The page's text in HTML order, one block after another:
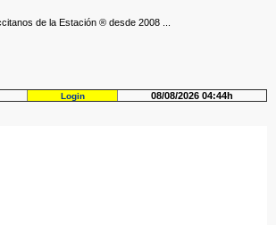
de la Estación ® desde 2008 ...
Login 08/08/2026 04:44h